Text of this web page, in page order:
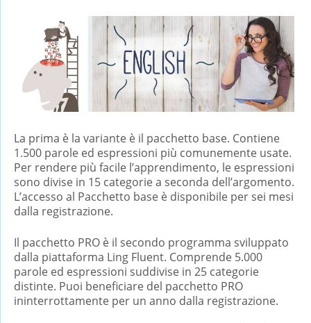
La prima è la variante è il pacchetto base. Contiene
1.500 parole ed espressioni più comunemente usate.
Per rendere più facile l’apprendimento, le espressioni
sono divise in 15 categorie a seconda dell’argomento.
L’accesso al Pacchetto base è disponibile per sei mesi
dalla registrazione.
Il pacchetto PRO è il secondo programma sviluppato
dalla piattaforma Ling Fluent. Comprende 5.000
parole ed espressioni suddivise in 25 categorie
distinte. Puoi beneficiare del pacchetto PRO
ininterrottamente per un anno dalla registrazione.